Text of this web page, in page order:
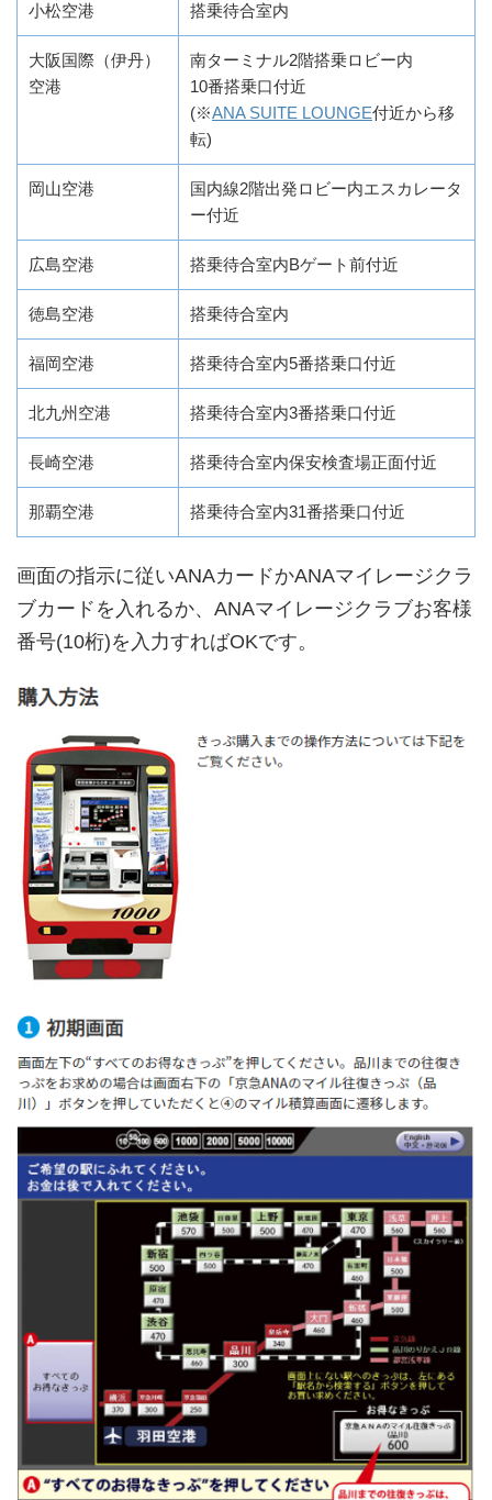
小松空港 搭乗待合室内
大阪国際（伊丹）
空港
南ターミナル2階搭乗ロビー内
10番搭乗口付近
(※ANA SUITE LOUNGE付近から移
転)
岡山空港
国内線2階出発ロビー内エスカレータ
ー付近
広島空港 搭乗待合室内Bゲート前付近
徳島空港 搭乗待合室内
福岡空港 搭乗待合室内5番搭乗口付近
北九州空港 搭乗待合室内3番搭乗口付近
長崎空港 搭乗待合室内保安検査場正面付近
那覇空港 搭乗待合室内31番搭乗口付近
画面の指示に従いANAカードかANAマイレージクラ
ブカードを入れるか、ANAマイレージクラブお客様
番号(10桁)を入力すればOKです。